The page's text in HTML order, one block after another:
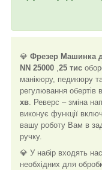
💎 Фрезер Машинка
NN 25000 ,25 тис
манікюру, педикюру
регулювання обертів
хв. Реверс – зміна
виконує функції
вашу роботу Вам в
ручку.
💎 У набір входять
необхідних для